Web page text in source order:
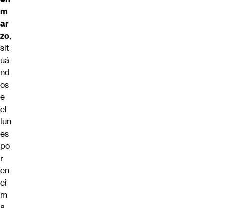
m
ar
zo,
sit
uá
nd
os
e
el
lun
es
po
r
en
ci
m